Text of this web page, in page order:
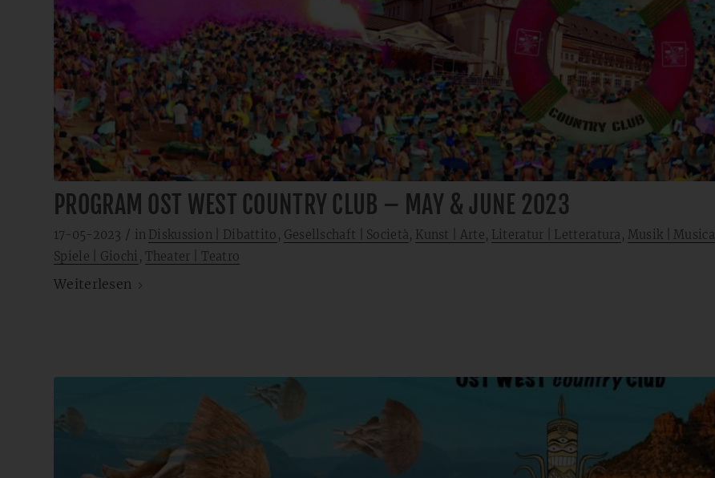
PROGRAM OST WEST COUNTRY CLUB – MAY & JUNE 2023
17-05-2023 / in Diskussion | Dibattito , Gesellschaft | Società, Kunst | Arte, Literatur | Letteratura , Musik | Musica
Spiele | Giochi , Theater | Teatro
Weiterlesen